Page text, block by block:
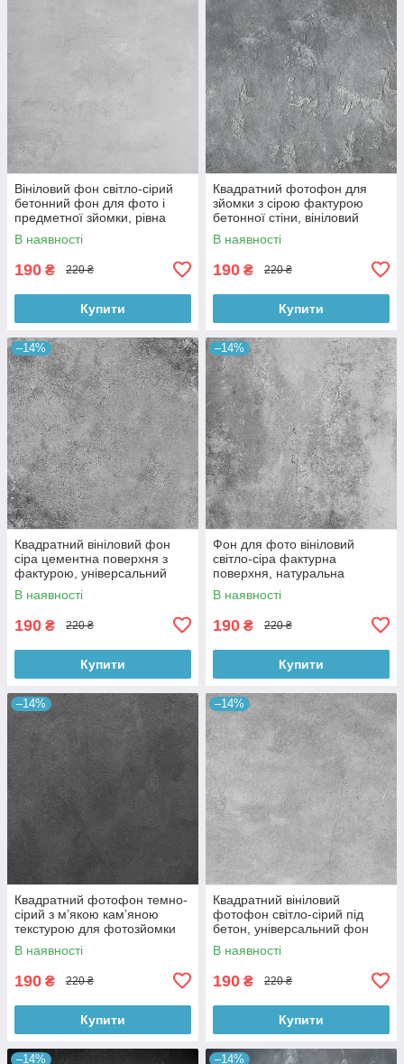
Вініловий фон світло-сірий
бетонний фон для фото і
предметної зйомки, рівна
текстура, 60x60 см, №550674
В наявності
190 ₴ 220 ₴
Купити
Квадратний фотофон для
зйомки з сірою фактурою
бетонної стіни, вініловий
60x60 см , №550152
В наявності
190 ₴ 220 ₴
Купити
–14%
Квадратний вініловий фон
сіра цементна поверхня з
фактурою, універсальний
фотофон для зйомки 60x60
см, №550659
В наявності
190 ₴ 220 ₴
Купити
–14%
Фон для фото вініловий
світло-сіра фактурна
поверхня, натуральна
бетонна текстура, 60x60 см,
№550413
В наявності
190 ₴ 220 ₴
Купити
–14%
Квадратний фотофон темно-
сірий з м’якою кам’яною
текстурою для фотозйомки
товарів 60x60 см, №550076
В наявності
190 ₴ 220 ₴
Купити
–14%
Квадратний вініловий
фотофон світло-сірий під
бетон, універсальний фон
для зйомки, 60x60 см,
№550478
В наявності
190 ₴ 220 ₴
Купити
–14% –14%